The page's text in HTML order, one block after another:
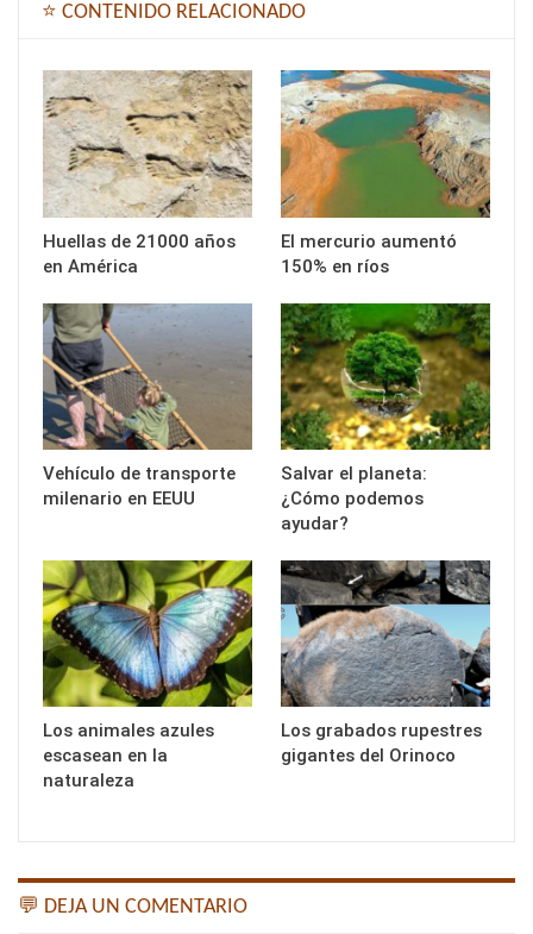
⭐ CONTENIDO RELACIONADO
Huellas de 21000 años
en América
El mercurio aumentó
150% en ríos
Vehículo de transporte
milenario en EEUU
Salvar el planeta:
¿Cómo podemos
ayudar?
Los animales azules
escasean en la
naturaleza
Los grabados rupestres
gigantes del Orinoco
💬 DEJA UN COMENTARIO